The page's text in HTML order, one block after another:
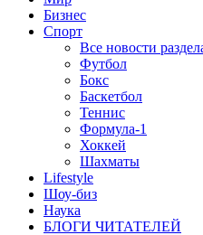
Бизнес
Спорт
Все новости
Футбол
Бокс
Баскетбол
Теннис
Формула-1
Хоккей
Шахматы
Lifestyle
Шоу-биз
Наука
БЛОГИ ЧИТАТЕЛЕЙ